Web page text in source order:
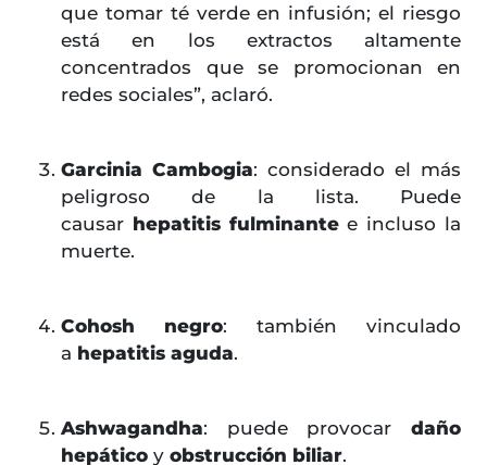
que tomar té verde en infusión; el riesgo
está en los extractos altamente
concentrados que se promocionan en
redes sociales”, aclaró.
Garcinia Cambogia: considerado el más
peligroso de la lista. Puede
causar hepatitis fulminantee incluso la
muerte.
Cohosh negro: también vinculado
a hepatitis aguda.
Ashwagandha: puede provocar daño
hepático y obstrucción biliar.